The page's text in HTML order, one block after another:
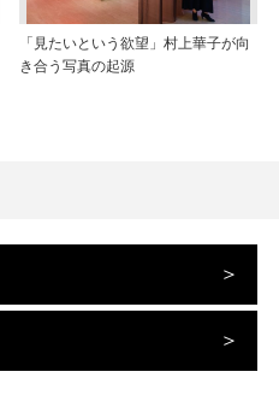
「見たいという欲望」村上華子が向
き合う写真の起源